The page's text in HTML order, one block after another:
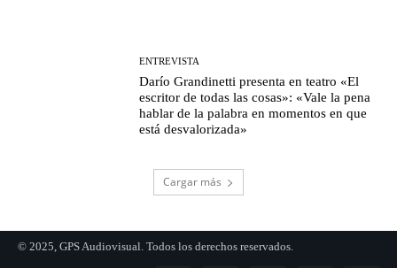
ENTREVISTA
Darío Grandinetti presenta en teatro «El
escritor de todas las cosas»: «Vale la pena
hablar de la palabra en momentos en que
está desvalorizada»
Cargar más
© 2025, GPS Audiovisual. Todos los derechos reservados.